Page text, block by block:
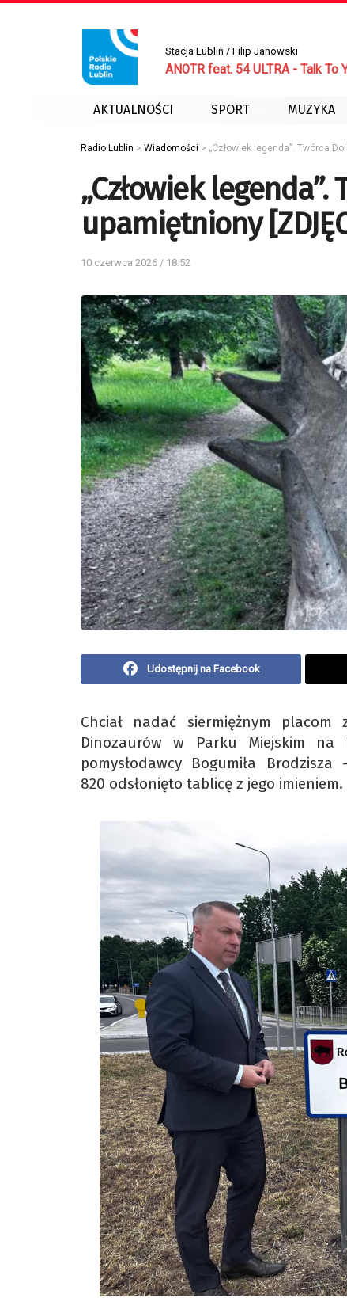
Stacja Lublin / Filip Janowski
ANOTR feat. 54 ULTRA - Talk To
AKTUALNOŚCI SPORT MUZYKA
Radio Lublin > Wiadomości > „Człowiek legenda”. Twórca
„Człowiek
upamiętniony
10 czerwca 2026 / 18:52
Udostępnij na Facebook
Chciał nadać siermiężnym
Dinozaurów w Parku Miejskim
pomysłodawcy Bogumiła
820 odsłonięto tablicę z jego imieniem.